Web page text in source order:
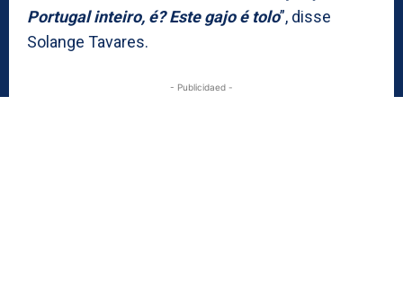
Portugal inteiro, é? Este gajo é tolo”, disse
Solange Tavares.
- Publicidaed -